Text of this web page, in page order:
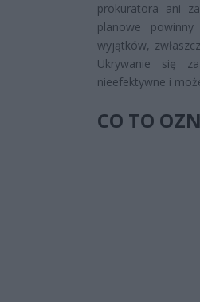
prokuratora ani
planowe
wyjątków,
Ukrywanie się
nieefektywne i
CO TO